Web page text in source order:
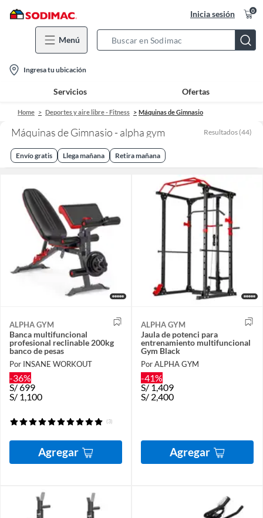
Inicia sesión 0
Menú
Bar
location-
icon
Ingresa tu ubicación
Servicios Ofertas
Home Deportes y aire libre - Fitness Máquinas de Gimnasio
Máquinas de Gimnasio - alpha gym Resultados (44)
Envío gratis Llega mañana Retira mañana
ALPHA GYM
Banca multifuncional
profesional reclinable 200kg
banco de pesas
Por INSANE WORKOUT
-36%
S/699
S/ 1,100
(3)
Agregar
ALPHA GYM
Jaula de potenci para
entrenamiento multifuncional
Gym Black
Por ALPHA GYM
-41%
S/1,409
S/ 2,400
Agregar